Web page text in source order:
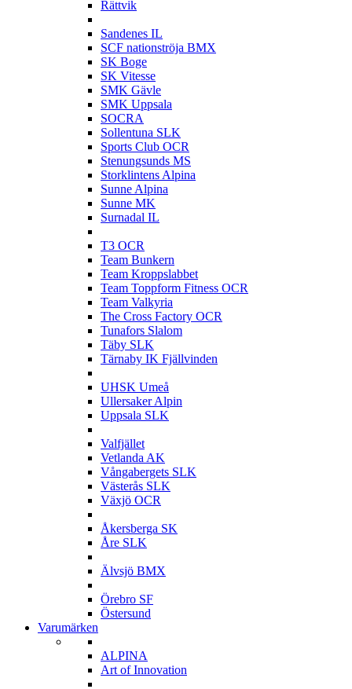
Rättvik
Sandenes IL
SCF nationströja BMX
SK Boge
SK Vitesse
SMK Gävle
SMK Uppsala
SOCRA
Sollentuna SLK
Sports Club OCR
Stenungsunds MS
Storklintens Alpina
Sunne Alpina
Sunne MK
Surnadal IL
T3 OCR
Team Bunkern
Team Kroppslabbet
Team Toppform Fitness OCR
Team Valkyria
The Cross Factory OCR
Tunafors Slalom
Täby SLK
Tärnaby IK Fjällvinden
UHSK Umeå
Ullersaker Alpin
Uppsala SLK
Valfjället
Vetlanda AK
Vångabergets SLK
Västerås SLK
Växjö OCR
Åkersberga SK
Åre SLK
Älvsjö BMX
Örebro SF
Östersund
Varumärken
ALPINA
Art of Innovation